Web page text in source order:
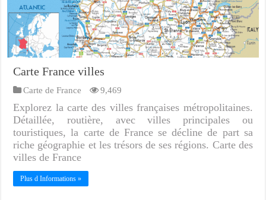
Carte France villes
Carte de France 9,469
Explorez la carte des villes françaises métropolitaines.
Détaillée, routière, avec villes principales ou
touristiques, la carte de France se décline de part sa
riche géographie et les trésors de ses régions. Carte des
villes de France
Plus d Informations »